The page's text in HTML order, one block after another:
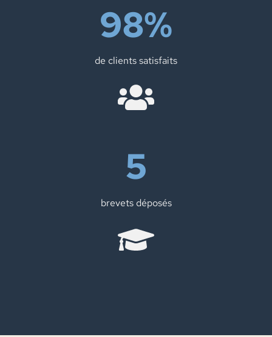
98%
de clients satisfaits
5
brevets déposés